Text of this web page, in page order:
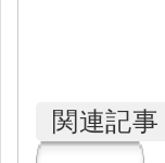
関連記事